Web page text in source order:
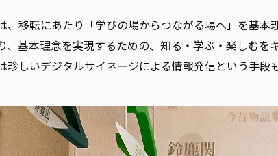
、移転にあたり「学びの場からつながる場へ」を基
、基本理念を実現するための、知る・学ぶ・楽しむを
珍しいデジタルサイネージによる情報発信という手段